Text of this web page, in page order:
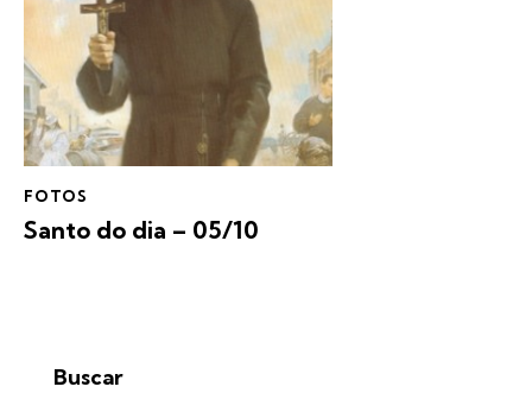
FOTOS
Santo do dia – 05/10
Buscar